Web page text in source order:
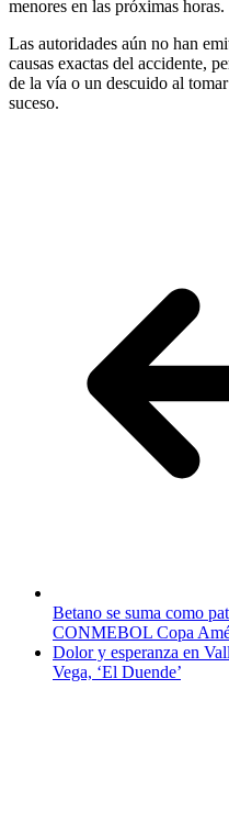
menores en las próximas horas.
Las autoridades aún no han
causas exactas del accidente,
de la vía o un descuido al
suceso.
Betano se suma como
CONMEBOL Copa
Dolor y esperanza en
Vega, ‘El Duende’